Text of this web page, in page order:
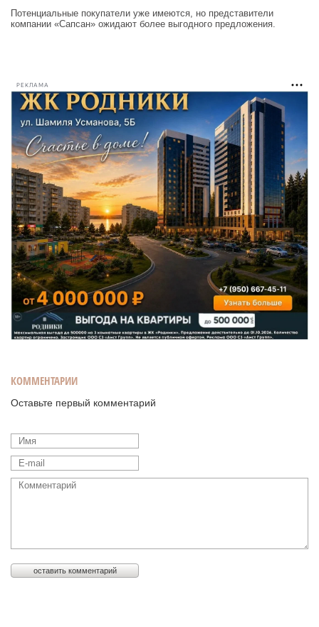
Потенциальные покупатели уже имеются, но представители
компании «Сапсан» ожидают более выгодного предложения.
РЕКЛАМА
КОММЕНТАРИИ
Оставьте первый комментарий